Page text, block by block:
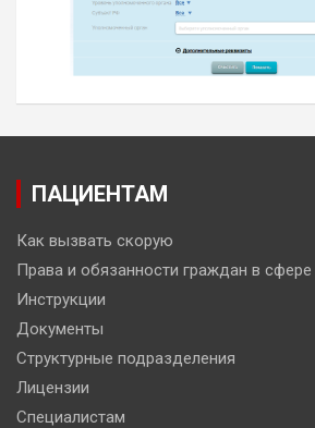
ПАЦИЕНТАМ
Как вызвать скорую
Права и обязанности граждан в
Инструкции
Документы
Структурные подразделения
Лицензии
Специалистам